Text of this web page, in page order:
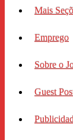
Mais
Emprego
Sobre o
Guest